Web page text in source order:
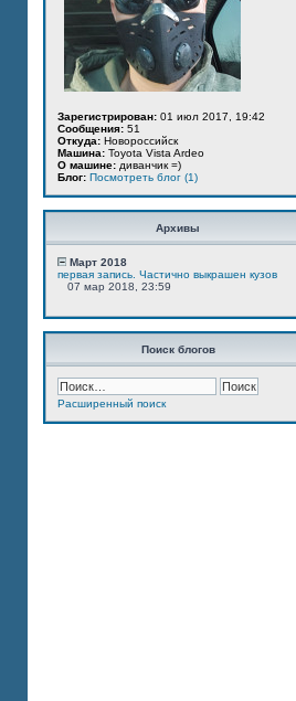
Зарегистрирован: 01 июл 2017, 19:42
Сообщения: 51
Откуда: Новороссийск
Машина: Toyota Vista Ardeo
О машине: диванчик =)
Блог: Посмотреть блог (1)
Архивы
Март 2018
первая запись. Частично выкрашен кузов
07 мар 2018, 23:59
Поиск блогов
Расширенный поиск